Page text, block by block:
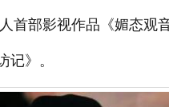
首部影视作品《媚态观
记》。